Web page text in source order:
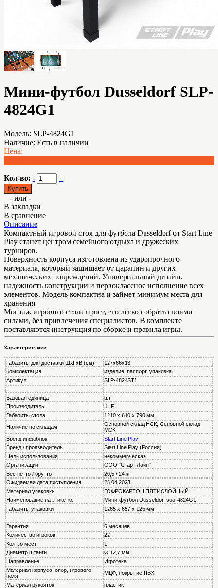
Мини-футбол Dusseldorf SLP-
4824G1
Модель: SLP-4824G1
Наличие: Есть в наличии
Цена:
Кол-во: - +
- или -
В закладки
В сравнение
Описание
Компактный игровой стол для футбола Dusseldorf от Start Line
Play станет центром семейного отдыха и дружеских
турниров.
Поверхность корпуса изготовлена из ударопрочного
материала, который защищает от царапин и других
механических повреждений. Универсальный дизайн,
надежность конструкции и первоклассное исполнение всех
элементов. Модель компактна и займет минимум места для
хранения.
Монтаж игрового стола прост, его легко собрать своими
силами, без привлечения специалистов. В комплекте
поставляются инструкция по сборке и правила игры.
Характеристики
Габариты для доставки ШхГхВ (см)
127х66х13
Комплектация
изделие, паспорт, упаковка
Артикул
SLP-4824ST1
Базовая единица
шт
Производитель
КНР
Габариты стола
1210 x 610 x 790 мм
Наличие по складам
Основной склад НСК, Основной склад
МСК
Бренд инфоблок
Start Line Play
Бренд / производитель
Start Line Play (Россия)
Цель использования
некоммерческая
Организация
ООО "Старт Лайн"
Вес нетто / брутто
20,5 / 24 кг
Ожидаемая дата поступления
25.04.2023
Материал упаковки
ГОФРОКАРТОН ПЯТИСЛОЙНЫЙ
Наименование на этикетке
Мини-футбол Dusseldorf suo-4824G1
Габариты упаковки
1265 x 657 x 125 мм
Гарантия
6 месяцев
Количество игроков
22
Кол-во мест
1
Диаметр штанги
Ø 12,7 мм
Направление
Игротека
Материал корпуса, опор, игрового
поля
МДФ, покрытие ПВХ
Материал рукояток
пластик